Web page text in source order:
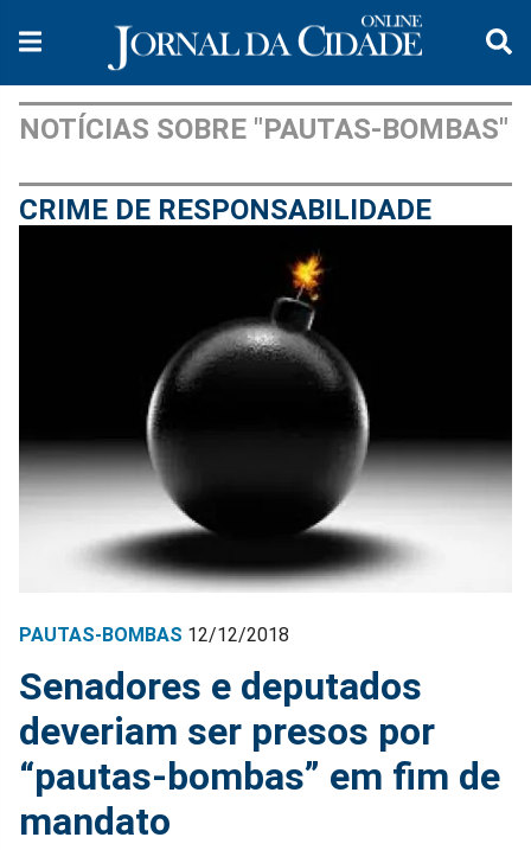
NOTÍCIAS SOBRE "PAUTAS-BOMBAS"
CRIME DE RESPONSABILIDADE
PAUTAS-BOMBAS 12/12/2018
Senadores e deputados
deveriam ser presos por
“pautas-bombas” em fim de
mandato